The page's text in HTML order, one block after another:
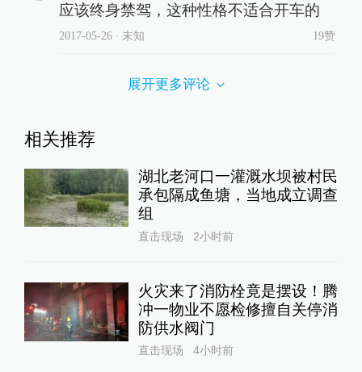
应该终身禁驾，这种性格不适合开车的
2017-05-26∙ 未知 19赞
展开更多评论
相关推荐
湖北老河口一灌溉水坝被村民
承包隔成鱼塘，当地成立调查
组
直击现场 2小时前
火灾来了消防栓竟是摆设！腾
冲一物业不愿检修擅自关停消
防供水阀门
直击现场 4小时前